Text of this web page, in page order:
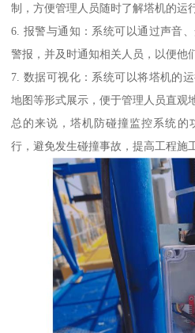
制，方便管理人员随时了解塔机的运
6. 报警与通知：系统可以通过声音
警报，并及时通知相关人员，以便他
7. 数据可视化：系统可以将塔机的
地图等形式展示，便于管理人员直观
总的来说，塔机防碰撞监控系统的
行，避免发生碰撞事故，提高工程施